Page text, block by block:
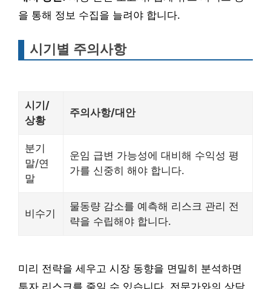
을 통해 정보 수집을 늘려야 합니다.
시기별 주의사항
시기/
상황
주의사항/대안
분기
말/연
말
운임 급변 가능성에 대비해 수익성 평
가를 신중히 해야 합니다.
비수기
물동량 감소를 예측해 리스크 관리 전
략을 수립해야 합니다.
미리 전략을 세우고 시장 동향을 면밀히 분석하면